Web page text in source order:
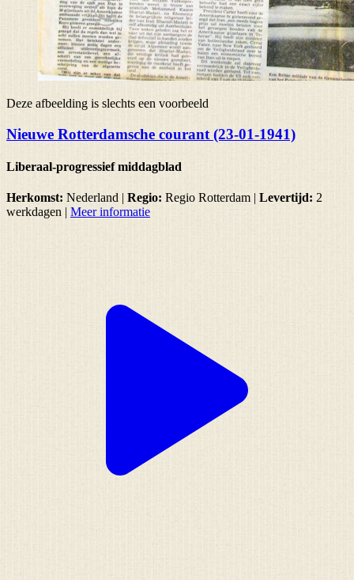
Deze afbeelding is slechts een voorbeeld
Nieuwe Rotterdamsche courant (23-01-1941)
Liberaal-progressief middagblad
Herkomst: Nederland | Regio: Regio Rotterdam | Levertijd: 2
werkdagen | Meer informatie